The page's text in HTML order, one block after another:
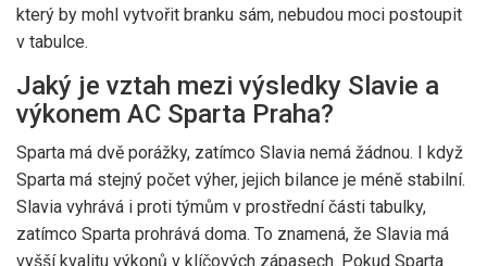
který by mohl vytvořit branku sám, nebudou moci postoupit
v tabulce.
Jaký je vztah mezi výsledky Slavie a
výkonem AC Sparta Praha?
Sparta má dvě porážky, zatímco Slavia nemá žádnou. I když
Sparta má stejný počet výher, jejich bilance je méně stabilní.
Slavia vyhrává i proti týmům v prostřední části tabulky,
zatímco Sparta prohrává doma. To znamená, že Slavia má
vyšší kvalitu výkonů v klíčových zápasech. Pokud Sparta